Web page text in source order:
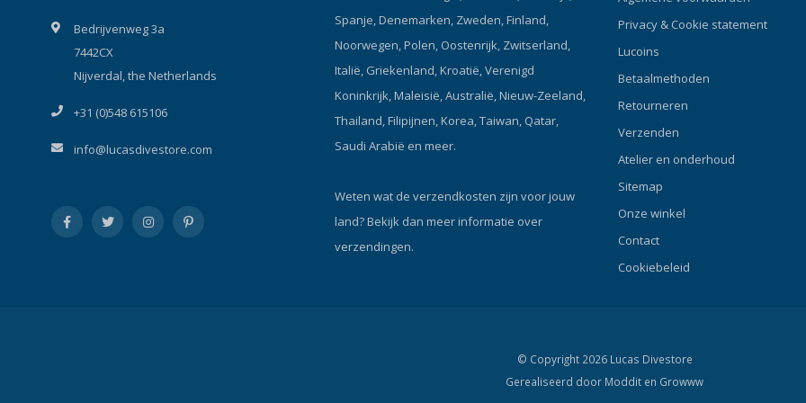
ritssluiting om extra spullen mee
nemen. Klik hier en lees onze
onderpakken! De Seac
duiken.
Bedrijvenweg 3a
7442CX
Nijverdal, the Netherlands
+31 (0)548 615106
info@lucasdivestore.com
Spanje, Denemarken, Zweden, Finland,
Noorwegen, Polen, Oostenrijk, Zwitserland,
Italië, Griekenland, Kroatië, Verenigd
Koninkrijk, Maleisië, Australië, Nieuw-Zeeland,
Thailand, Filipijnen, Korea, Taiwan, Qatar,
Saudi Arabië en meer.
Weten wat de verzendkosten zijn voor jouw
land?Bekijk dan meer informatie over
verzendingen.
Privacy & Cookie statement
Lucoins
Betaalmethoden
Retourneren
Verzenden
Atelier en onderhoud
Sitemap
Onze winkel
Contact
Cookiebeleid
© Copyright 2026 Lucas Divestore
Gerealiseerd door Moddit en Growww